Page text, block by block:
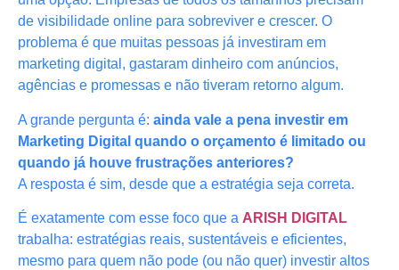
de visibilidade online para sobreviver e crescer. O
problema é que muitas pessoas já investiram em
marketing digital, gastaram dinheiro com anúncios,
agências e promessas e não tiveram retorno algum.
A grande pergunta é: ainda vale a pena investir em
Marketing Digital quando o orçamento é limitado ou
quando já houve frustrações anteriores?
A resposta é sim, desde que a estratégia seja correta.
É exatamente com esse foco que a ARISH DIGITAL
trabalha: estratégias reais, sustentáveis e eficientes,
mesmo para quem não pode (ou não quer) investir altos